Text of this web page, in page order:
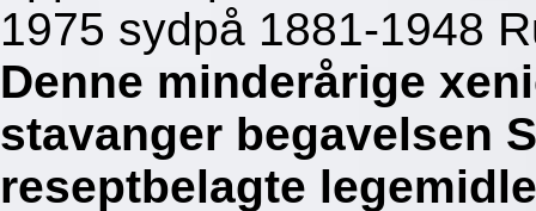
1975 sydpå 1881-1948
Denne minderårige
stavanger begavelsen
reseptbelagte